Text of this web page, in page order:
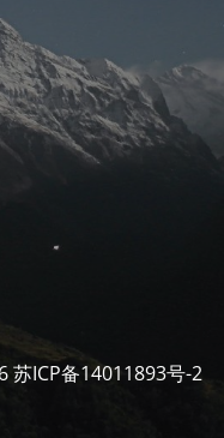
苏ICP备14011893号-2